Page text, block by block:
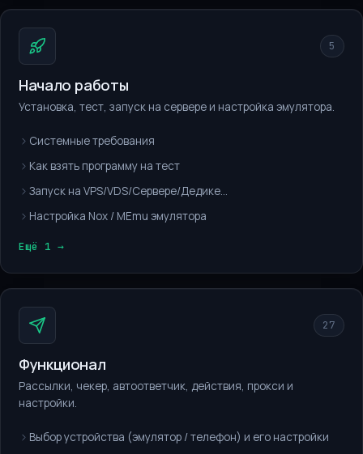
5
Начало работы
Установка, тест, запуск на сервере и настройка эмулятора.
Системные требования
Как взять программу на тест
Запуск на VPS/VDS/Сервере/Дедике...
Настройка Nox / MEmu эмулятора
Ещё 1 →
27
Функционал
Рассылки, чекер, автоответчик, действия, прокси и
настройки.
Выбор устройства (эмулятор / телефон) и его настройки